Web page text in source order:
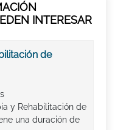
INTERESAR
de
y Rehabilitación de
una duración de